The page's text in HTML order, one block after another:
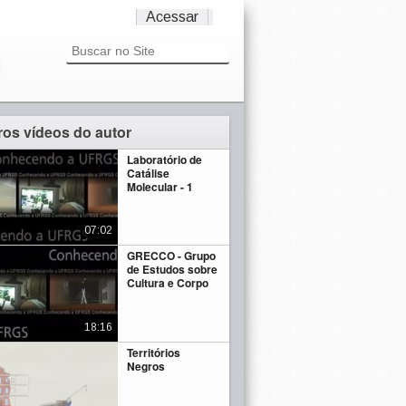
Acessar
vídeos do autor
Laboratório de
Catálise
Molecular - 1
07:02
GRECCO - Grupo
de Estudos sobre
Cultura e Corpo
18:16
Territórios
Negros